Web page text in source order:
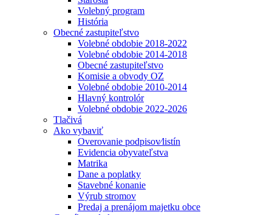
Volebný program
História
Obecné zastupiteľstvo
Volebné obdobie 2018-2022
Volebné obdobie 2014-2018
Obecné zastupiteľstvo
Komisie a obvody OZ
Volebné obdobie 2010-2014
Hlavný kontrolór
Volebné obdobie 2022-2026
Tlačivá
Ako vybaviť
Overovanie podpisov⁄listín
Evidencia obyvateľstva
Matrika
Dane a poplatky
Stavebné konanie
Výrub stromov
Predaj a prenájom majetku obce